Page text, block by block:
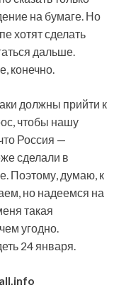
на бумаге. Но
хотят сделать
дальше.
конечно.
должны прийти к
чтобы нашу
Россия —
сделали в
Поэтому, думаю, к
но надеемся на
такая
угодно.
24 января.